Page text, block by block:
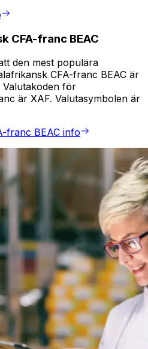
CFA-franc BEAC
den mest populära
CFA-franc BEAC är
för
är XAF. Valutasymbolen är
franc BEAC info